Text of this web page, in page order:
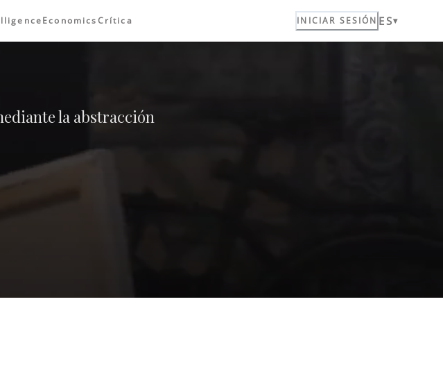
EconomicsCrítica INICIAR SESIÓN ES
la abstracción